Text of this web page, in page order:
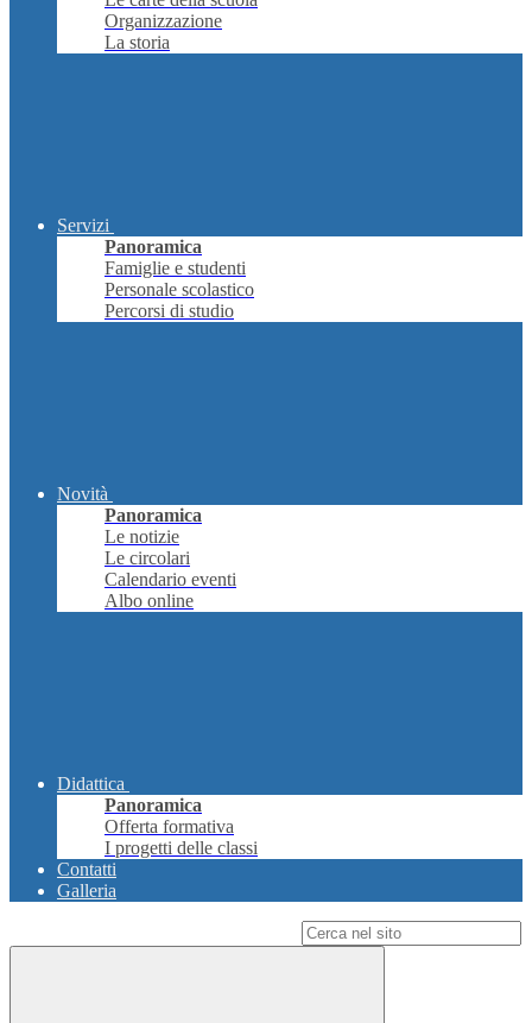
Organizzazione
La storia
Servizi
Panoramica
Famiglie e studenti
Personale scolastico
Percorsi di studio
Novità
Panoramica
Le notizie
Le circolari
Calendario eventi
Albo online
Didattica
Panoramica
Offerta formativa
I progetti delle classi
Contatti
Galleria